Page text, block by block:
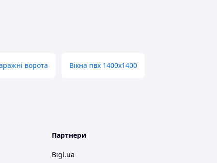
ворота Вікна пвх 1400х1400
Партнери
Bigl.ua